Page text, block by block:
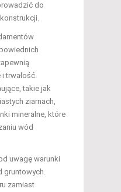
do
trwałość.
takie jak
ziarnach,
mineralne, które
wód
uwagę warunki
zamiast